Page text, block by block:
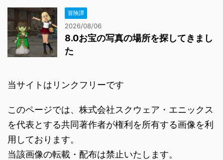
冒険譚
2026/08/06
8.0お宝の写真の場所を探してきまし
た
当サイトはリンクフリーです
このページでは、株式会社スクウェア・エニックス
を代表とする共同著作者が権利を所有する画像を利
用しております。
当該画像の転載・配布は禁止いたします。